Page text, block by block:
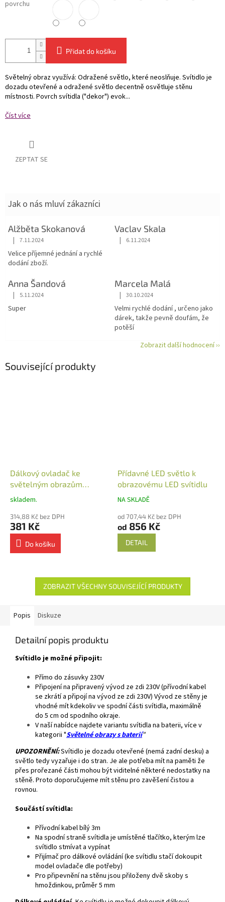
povrchu
Přidat do košíku
Světelný obraz využívá: Odražené světlo, které neoslňuje. Svítidlo je
dozadu otevřené a odražené světlo decentně osvětluje stěnu
místnosti. Povrch svítidla ("dekor") evok...
Číst více
ZEPTAT SE
Jak o nás mluví zákazníci
Alžběta Skokanová
Hodnocení obchodu je 5 z 5 hvězdiček.
| 7.11.2024
Velice příjemné jednání a rychlé
dodání zboží.
Vaclav Skala
Hodnocení obchodu je 5 z 5
| 6.11.2024
Anna Šandová
Hodnocení obchodu je 5 z 5 hvězdiček.
| 5.11.2024
Super
Marcela Malá
Hodnocení obchodu je 5 z 5
| 30.10.2024
Velmi rychlé dodání , určeno jako
dárek, takže pevně doufám, že
potěší
Zobrazit další hodnocení ››
Související produkty
Dálkový ovladač ke
světelným obrazům
nástěnný
skladem.
314,88 Kč bez DPH
381 Kč
Do košíku
Přídavné LED světlo k
obrazovému LED svítidlu
NA SKLADĚ
od 707,44 Kč bez DPH
od 856 Kč
DETAIL
ZOBRAZIT VŠECHNY SOUVISEJÍCÍ PRODUKTY
Popis Diskuze
Detailní popis produktu
Svítidlo je možné připojit:
Přímo do zásuvky 230V
Připojení na připravený vývod ze zdi 230V (přívodní kabel
se zkrátí a připojí na vývod ze zdi 230V) Vývod ze stěny je
vhodné mít kdekoliv ve spodní části svítidla, maximálně
do 5 cm od spodního okraje.
V naší nabídce najdete variantu svítidla na baterii, více v
kategorii "Světelné obrazy s baterií"
UPOZORNĚNÍ:Svítidlo je dozadu otevřené (nemá zadní desku) a
světlo tedy vyzařuje i do stran. Je ale potřeba mít na paměti že
přes prořezané části mohou být viditelné některé nedostatky na
stěně. Proto doporučujeme mít stěnu pro zavěšení čistou a
rovnou.
Součástí svítidla:
Přívodní kabel bílý 3m
Na spodní straně svítidla je umístěné tlačítko, kterým lze
svítidlo stmívat a vypínat
Přijímač pro dálkové ovládání (ke svítidlu stačí dokoupit
model ovladače dle potřeby)
Pro připevnění na stěnu jsou přiloženy dvě skoby s
hmoždinkou, průměr 5 mm